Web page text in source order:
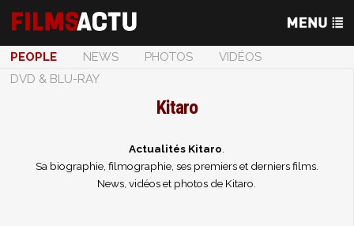
PEOPLE NEWS PHOTOS
VIDÉOS
DVD & BLU-RAY
Kitaro
Actualités Kitaro
Sa biographie, filmographie, ses premiers et derniers films.
News, vidéos et photos de Kitaro.